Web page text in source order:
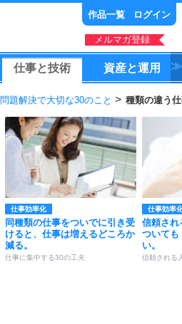
作品一覧 ログイン
メルマガ登録
仕事と技術 資産と運用
問題解決で大切な30のこと 種類の違う
仕事効率化
同種類の仕事をついでに引き受
けると、仕事は増えるどころか
減る。
仕事に集中する30の工夫
仕事効率
信頼され
ついても
い。
信頼される